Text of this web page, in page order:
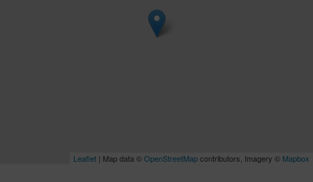
Leaflet | Map data ©OpenStreetMapcontributors, Imagery © Mapbox